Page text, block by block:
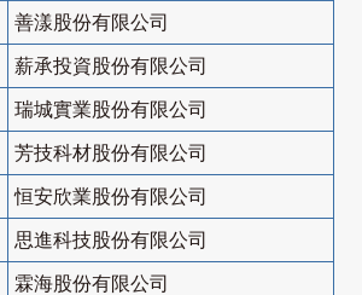
善漾股份有限公司
薪承投資股份有限公司
瑞城實業股份有限公司
芳技科材股份有限公司
恒安欣業股份有限公司
思進科技股份有限公司
霖海股份有限公司